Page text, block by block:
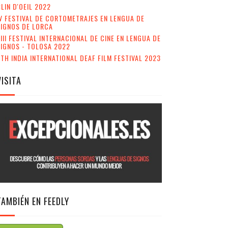
D'OEIL 2022
FESTIVAL DE CORTOMETRAJES EN LENGUA DE
DE LORCA
FESTIVAL INTERNACIONAL DE CINE EN LENGUA DE
- TOLOSA 2022
INDIA INTERNATIONAL DEAF FILM FESTIVAL 2023
EN FEEDLY